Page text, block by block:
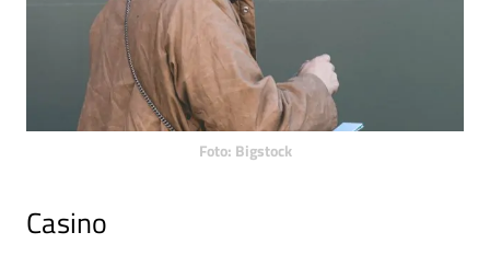
Foto: Bigstock
Casino